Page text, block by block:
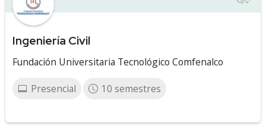
Ingeniería Civil
Fundación Universitaria Tecnológico Comfenalco
Presencial 10 semestres